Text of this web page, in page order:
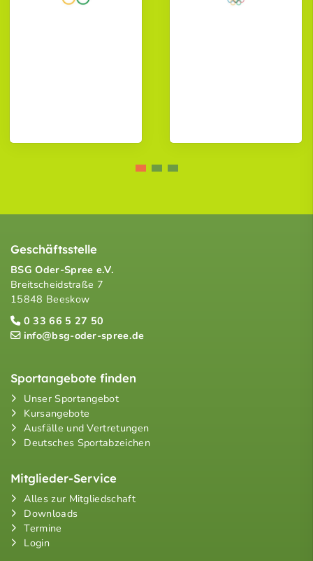
Geschäftsstelle
BSG Oder-Spree e.V.
Breitscheidstraße 7
15848 Beeskow
0 33 66 5 27 50
info@bsg-oder-spree.de
Sportangebote finden
Unser Sportangebot
Kursangebote
Ausfälle und Vertretungen
Deutsches Sportabzeichen
Mitglieder-Service
Alles zur Mitgliedschaft
Downloads
Termine
Login